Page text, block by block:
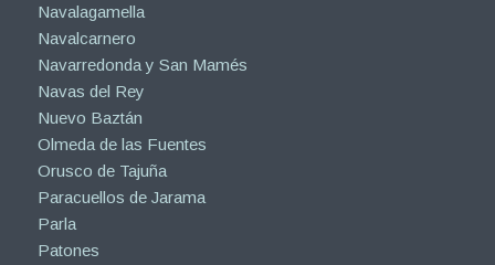
Navalagamella
Navalcarnero
Navarredonda y San Mamés
Navas del Rey
Nuevo Baztán
Olmeda de las Fuentes
Orusco de Tajuña
Paracuellos de Jarama
Parla
Patones